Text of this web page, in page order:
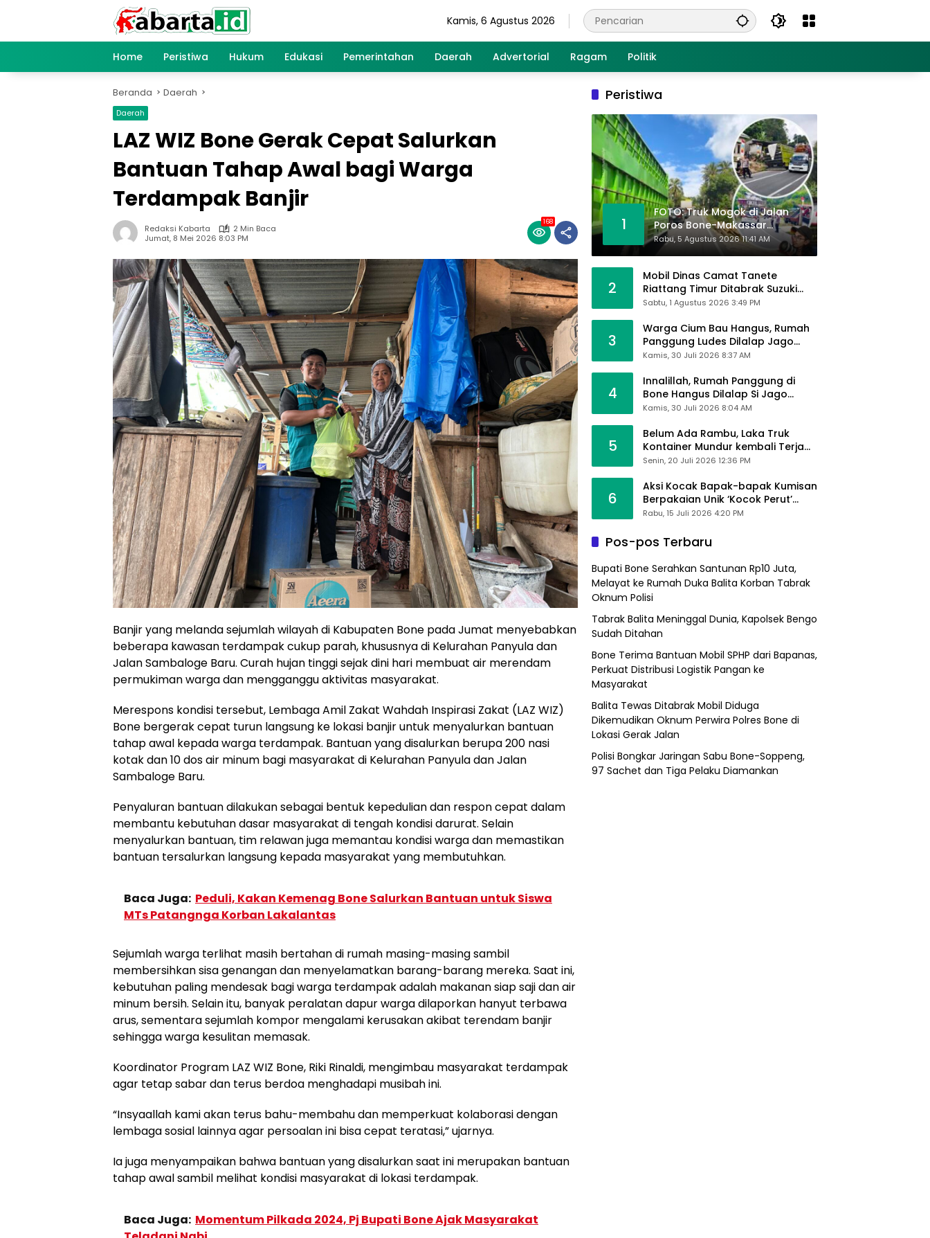
Kamis, 6 Agustus 2026
Home Peristiwa Hukum Edukasi Pemerintahan Daerah Advertorial Ragam Politik
Beranda Daerah
Daerah
LAZ WIZ Bone Gerak Cepat Salurkan
Bantuan Tahap Awal bagi Warga
Terdampak Banjir
Redaksi Kabarta
2 Min Baca
Jumat, 8 Mei 2026 8:03 PM
168
Banjir yang melanda sejumlah wilayah di Kabupaten Bone pada Jumat menyebabkan
beberapa kawasan terdampak cukup parah, khususnya di Kelurahan Panyula dan
Jalan Sambaloge Baru. Curah hujan tinggi sejak dini hari membuat air merendam
permukiman warga dan mengganggu aktivitas masyarakat.
Merespons kondisi tersebut, Lembaga Amil Zakat Wahdah Inspirasi Zakat (LAZ WIZ)
Bone bergerak cepat turun langsung ke lokasi banjir untuk menyalurkan bantuan
tahap awal kepada warga terdampak. Bantuan yang disalurkan berupa 200 nasi
kotak dan 10 dos air minum bagi masyarakat di Kelurahan Panyula dan Jalan
Sambaloge Baru.
Penyaluran bantuan dilakukan sebagai bentuk kepedulian dan respon cepat dalam
membantu kebutuhan dasar masyarakat di tengah kondisi darurat. Selain
menyalurkan bantuan, tim relawan juga memantau kondisi warga dan memastikan
bantuan tersalurkan langsung kepada masyarakat yang membutuhkan.
Baca Juga: Peduli, Kakan Kemenag Bone Salurkan Bantuan untuk Siswa
MTs Patangnga Korban Lakalantas
Sejumlah warga terlihat masih bertahan di rumah masing-masing sambil
membersihkan sisa genangan dan menyelamatkan barang-barang mereka. Saat ini,
kebutuhan paling mendesak bagi warga terdampak adalah makanan siap saji dan air
minum bersih. Selain itu, banyak peralatan dapur warga dilaporkan hanyut terbawa
arus, sementara sejumlah kompor mengalami kerusakan akibat terendam banjir
sehingga warga kesulitan memasak.
Koordinator Program LAZ WIZ Bone, Riki Rinaldi, mengimbau masyarakat terdampak
agar tetap sabar dan terus berdoa menghadapi musibah ini.
“Insyaallah kami akan terus bahu-membahu dan memperkuat kolaborasi dengan
lembaga sosial lainnya agar persoalan ini bisa cepat teratasi,” ujarnya.
Ia juga menyampaikan bahwa bantuan yang disalurkan saat ini merupakan bantuan
tahap awal sambil melihat kondisi masyarakat di lokasi terdampak.
Baca Juga: Momentum Pilkada 2024, Pj Bupati Bone Ajak Masyarakat
Peristiwa
1
FOTO: Truk Mogok di Jalan
Poros Bone-Makassar
Sebabkan Macet, Polisi Turun
Tangan
Rabu, 5 Agustus 2026 11:41 AM
2
Mobil Dinas Camat Tanete
Riattang Timur Ditabrak Suzuki
Ertiga, Camat Andi Habibie:
Sabtu, 1 Agustus 2026 3:49 PM
3
Warga Cium Bau Hangus, Rumah
Panggung Ludes Dilalap Jago
Merah
Kamis, 30 Juli 2026 8:37 AM
4
Innalillah, Rumah Panggung di
Bone Hangus Dilalap Si Jago
Merah
Kamis, 30 Juli 2026 8:04 AM
5
Belum Ada Rambu, Laka Truk
Kontainer Mundur kembali Terjadi
di Bypass Sumpallabbu
Senin, 20 Juli 2026 12:36 PM
6
Aksi Kocak Bapak-bapak Kumisan
Berpakaian Unik ‘Kocok Perut’
Pengunjung dan Pegawai
Sentuh Atm
Rabu, 15 Juli 2026 4:20 PM
Pos-pos Terbaru
Bupati Bone Serahkan Santunan Rp10 Juta,
Melayat ke Rumah Duka Balita Korban Tabrak
Oknum Polisi
Tabrak Balita Meninggal Dunia, Kapolsek Bengo
Sudah Ditahan
Bone Terima Bantuan Mobil SPHP dari Bapanas,
Perkuat Distribusi Logistik Pangan ke
Masyarakat
Balita Tewas Ditabrak Mobil Diduga
Dikemudikan Oknum Perwira Polres Bone di
Lokasi Gerak Jalan
Polisi Bongkar Jaringan Sabu Bone-Soppeng,
97 Sachet dan Tiga Pelaku Diamankan